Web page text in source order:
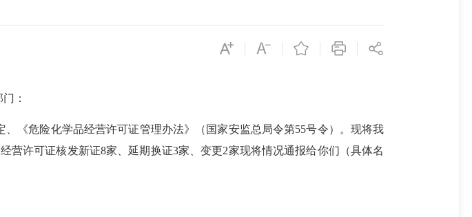
：
《危险化学品经营许可证管理办法》（国家安监总局令第55号令）。现将我
营许可证核发新证8家、延期换证3家、变更2家现将情况通报给你们（具体名